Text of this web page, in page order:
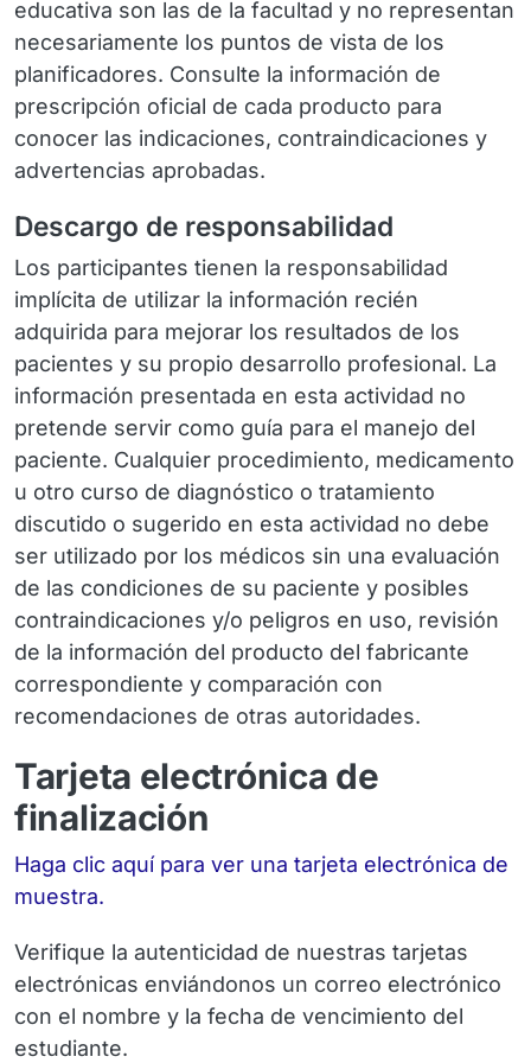
educativa son las de la facultad y no representan
necesariamente los puntos de vista de los
planificadores. Consulte la información de
prescripción oficial de cada producto para
conocer las indicaciones, contraindicaciones y
advertencias aprobadas.
Descargo de responsabilidad
Los participantes tienen la responsabilidad
implícita de utilizar la información recién
adquirida para mejorar los resultados de los
pacientes y su propio desarrollo profesional. La
información presentada en esta actividad no
pretende servir como guía para el manejo del
paciente. Cualquier procedimiento, medicamento
u otro curso de diagnóstico o tratamiento
discutido o sugerido en esta actividad no debe
ser utilizado por los médicos sin una evaluación
de las condiciones de su paciente y posibles
contraindicaciones y/o peligros en uso, revisión
de la información del producto del fabricante
correspondiente y comparación con
recomendaciones de otras autoridades.
Tarjeta electrónica de
finalización
Haga clic aquí para ver una tarjeta electrónica de
muestra.
Verifique la autenticidad de nuestras tarjetas
electrónicas enviándonos un correo electrónico
con el nombre y la fecha de vencimiento del
estudiante.